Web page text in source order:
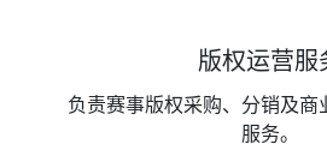
版权运营服
负责赛事版权采购、分销及商
服务。